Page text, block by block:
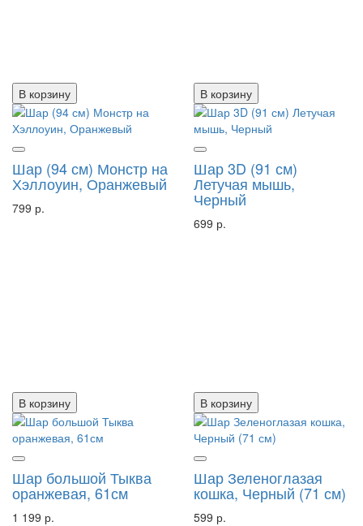
В корзину В корзину
Шар (94 см) Монстр на
Хэллоуин, Оранжевый
799 р.
В корзину
Шар 3D (91 см)
Летучая мышь,
Черный
699 р.
В корзину
Шар большой Тыква
оранжевая, 61см
1 199 р.
Шар Зеленоглазая
кошка, Черный (71 см)
599 р.